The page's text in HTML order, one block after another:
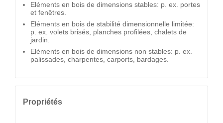
Eléments en bois de dimensions stables: p. ex. portes
et fenêtres.
Eléments en bois de stabilité dimensionnelle limitée:
p. ex. volets brisés, planches profilées, chalets de
jardin.
Eléments en bois de dimensions non stables: p. ex.
palissades, charpentes, carports, bardages.
Propriétés